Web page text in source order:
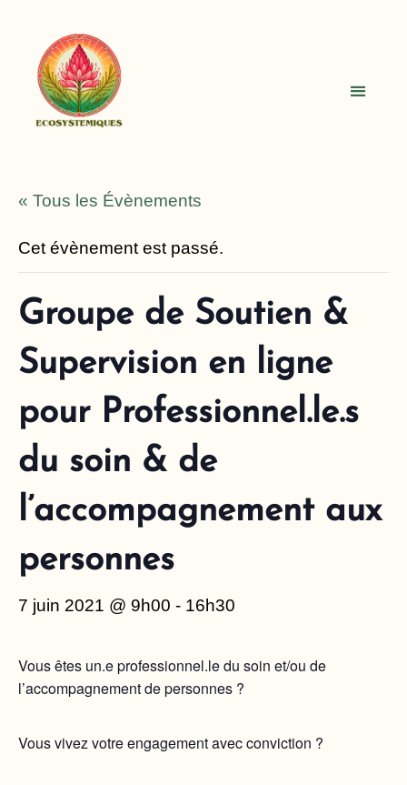
« Tous les Évènements
Cet évènement est passé.
Groupe de Soutien &
Supervision en ligne
pour Professionnel.le.s
du soin & de
l’accompagnement aux
personnes
7 juin 2021 @ 9h00 - 16h30
Vous êtes un.e professionnel.le du soin et/ou de
l’accompagnement de personnes ?
Vous vivez votre engagement avec conviction ?